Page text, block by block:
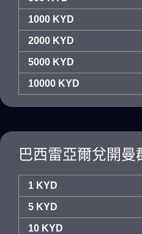
1000 KYD
2000 KYD
5000 KYD
10000 KYD
巴西雷亞爾兌開
1 KYD
5 KYD
10 KYD